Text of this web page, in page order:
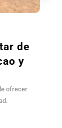
de
y
ofrecer